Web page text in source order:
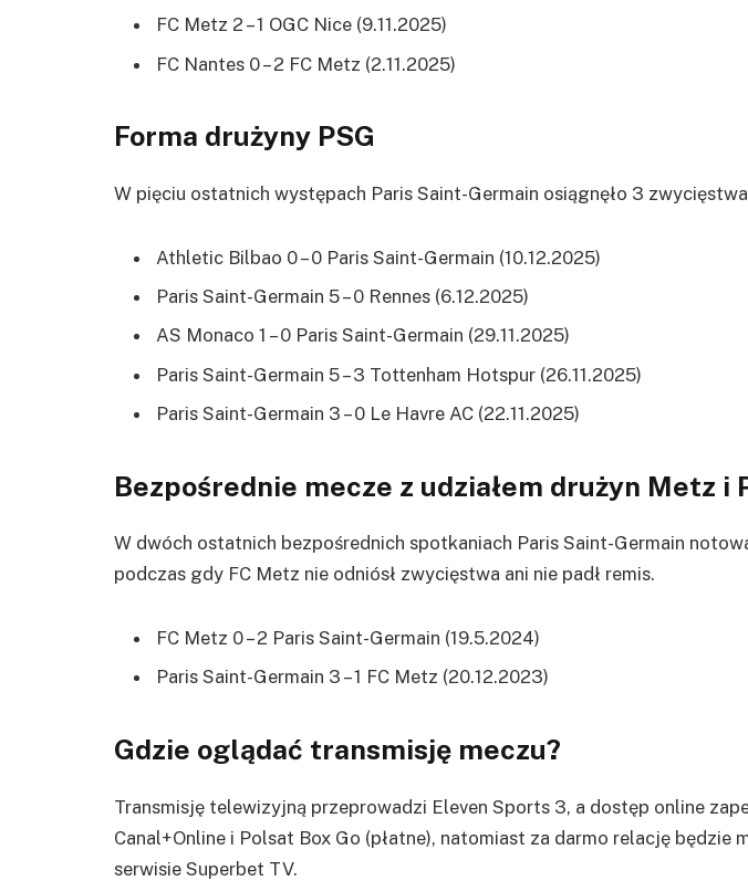
FC Metz 2 – 1 OGC Nice (9.11.2025)
FC Nantes 0 – 2 FC Metz (2.11.2025)
Forma drużyny PSG
W pięciu ostatnich występach Paris Saint-Germain osiągnęło 3
Athletic Bilbao 0 – 0 Paris Saint-Germain (10.12.2025)
Paris Saint-Germain 5 – 0 Rennes (6.12.2025)
AS Monaco 1 – 0 Paris Saint-Germain (29.11.2025)
Paris Saint-Germain 5 – 3 Tottenham Hotspur (26.11.2025)
Paris Saint-Germain 3 – 0 Le Havre AC (22.11.2025)
Bezpośrednie mecze z udziałem drużyn Metz i
W dwóch ostatnich bezpośrednich spotkaniach Paris Saint-Germain
podczas gdy FC Metz nie odniósł zwycięstwa ani nie padł remis.
FC Metz 0 – 2 Paris Saint-Germain (19.5.2024)
Paris Saint-Germain 3 – 1 FC Metz (20.12.2023)
Gdzie oglądać transmisję meczu?
Transmisję telewizyjną przeprowadzi Eleven Sports 3, a dostęp online
Canal+Online i Polsat Box Go (płatne), natomiast za darmo relację będzie
serwisie Superbet TV.